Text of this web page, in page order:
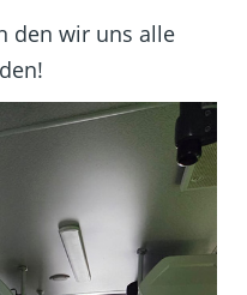
den wir uns alle